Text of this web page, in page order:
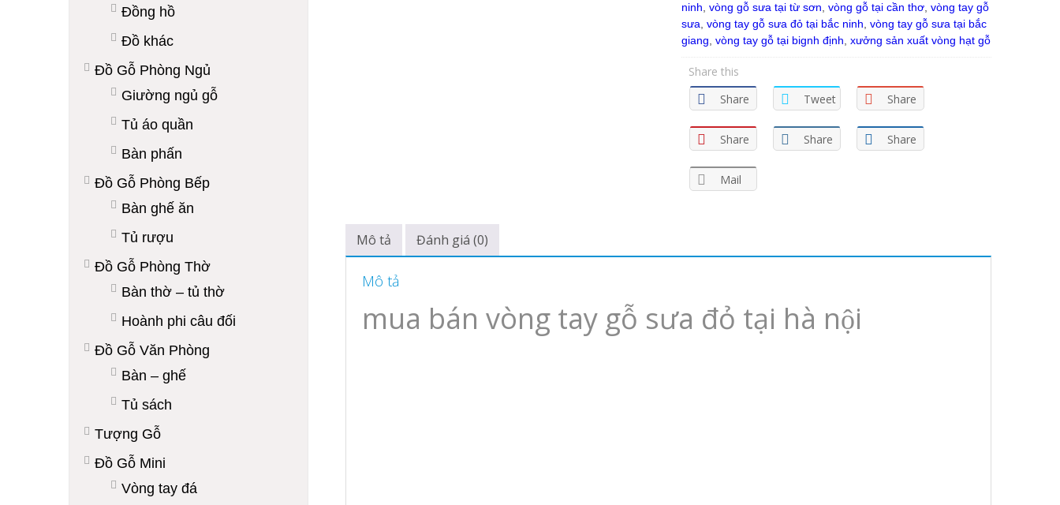
ninh vòng gỗ sưa tại từ sơn vòng gỗ tại cần thơ, vòng tay gỗ
sưa vòng tay gỗ sưa đỏ tại bắc ninh vòng tay gỗ sưa tại bắc
giang vòng tay gỗ tại bignh định xưởng sản xuất vòng hạt gỗ
Share this
Share
Tweet Share
Share Share Share
Mail
Mô tả Đánh giá (0)
Mô tả
mua bán vòng tay gỗ sưa đỏ tại hà nội
Đồng hồ
Đồ khác
Đồ Gỗ Phòng Ngủ
Giường ngủ gỗ
Tủ áo quần
Bàn phấn
Đồ Gỗ Phòng Bếp
Bàn ghế ăn
Tủ rượu
Đồ Gỗ Phòng Thờ
Bàn thờ – tủ thờ
Hoành phi câu đối
Đồ Gỗ Văn Phòng
Bàn – ghế
Tủ sách
Tượng Gỗ
Đồ Gỗ Mini
Vòng tay đá